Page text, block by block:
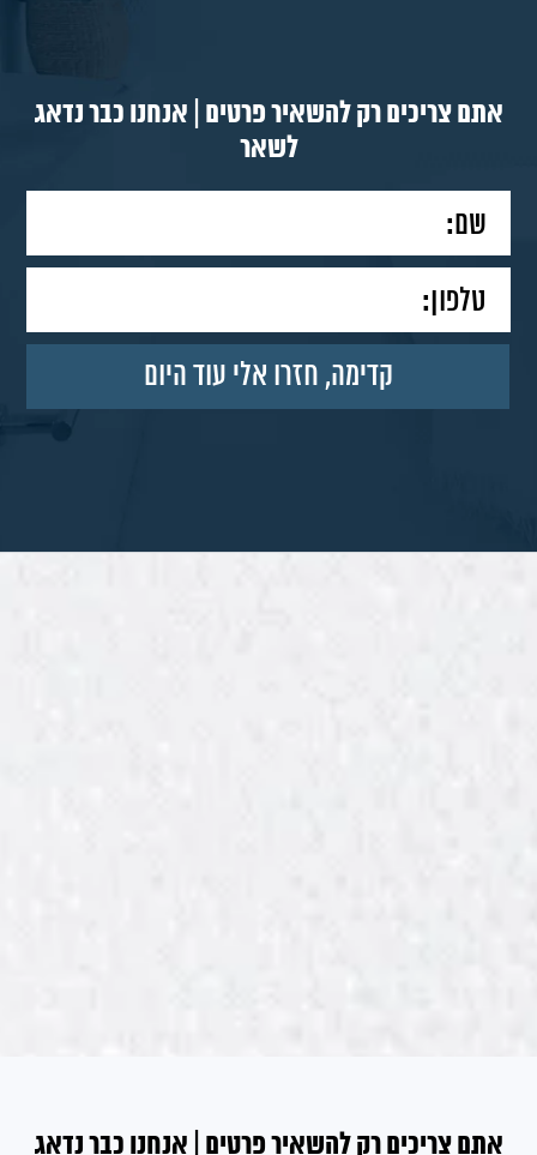
אתם צריכים רק להשאיר פרטים | אנחנו כבר נדאג
לשאר
אתם צריכים רק להשאיר פרטים | אנחנו כבר נדאג